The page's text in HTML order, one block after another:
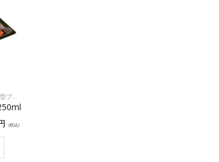
ク）
(税込)